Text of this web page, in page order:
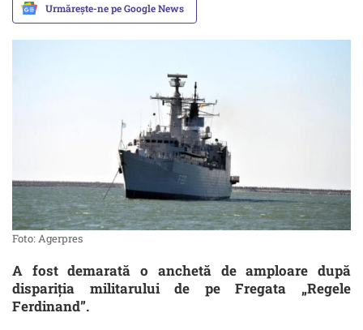
Urmărește-ne pe Google News
Foto: Agerpres
A fost demarată o anchetă de amploare după
dispariția militarului de pe Fregata „Regele
Ferdinand”.